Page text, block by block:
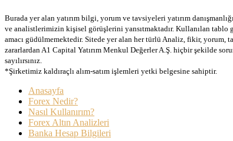
Burada yer alan yatırım bilgi, yorum ve tavsiyeleri yatırım
ve analistlerimizin kişisel görüşlerini yansıtmaktadır. Kullanılan
amacı güdülmemektedir. Sitede yer alan her türlü Analiz, fikir,
zararlardan A1 Capital Yatırım Menkul Değerler A.Ş. hiçbir şekilde
sayılırsınız.
*Şirketimiz kaldıraçlı alım-satım işlemleri yetki belgesine sahiptir.
Anasayfa
Forex Nedir?
Nasıl Kullanırım?
Forex Altın Analizleri
Banka Hesap Bilgileri